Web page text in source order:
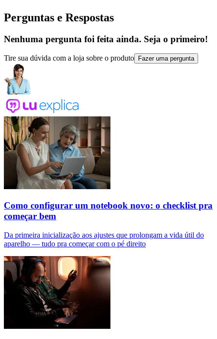
Perguntas e Respostas
Nenhuma pergunta foi feita ainda. Seja o primeiro!
Tire sua dúvida com a loja sobre o produto Fazer uma pergunta
Como configurar um notebook novo: o checklist pra
começar bem
Da primeira inicialização aos ajustes que prolongam a vida útil do
aparelho — tudo pra começar com o pé direito